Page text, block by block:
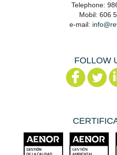
Telephone:
Mobil: 606
e-mail:
FOLLOW